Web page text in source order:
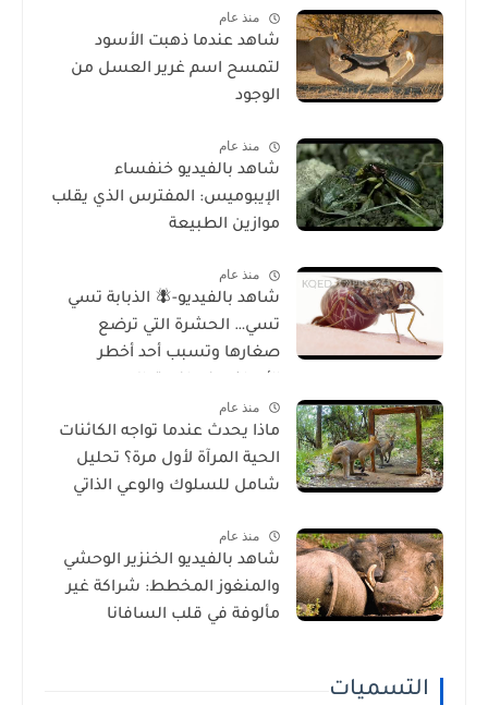
منذ عام
شاهد عندما ذهبت الأسود
لتمسح اسم غرير العسل من
الوجود
منذ عام
شاهد بالفيديو خنفساء
الإيبوميس: المفترس الذي يقلب
موازين الطبيعة
منذ عام
شاهد بالفيديو-🪰 الذبابة تسي
تسي… الحشرة التي ترضع
صغارها وتسبب أحد أخطر
منذ عام
ماذا يحدث عندما تواجه الكائنات
الحية المرآة لأول مرة؟ تحليل
شامل للسلوك والوعي الذاتي
منذ عام
شاهد بالفيديو الخنزير الوحشي
والمنغوز المخطط: شراكة غير
مألوفة في قلب السافانا
التسميات